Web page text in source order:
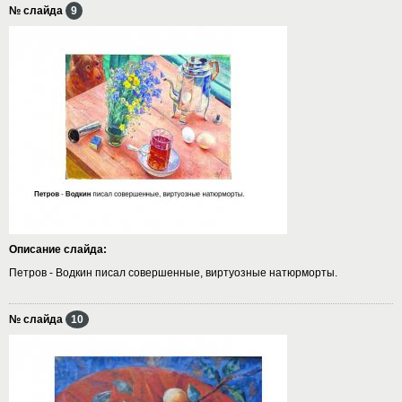
№ слайда 9
Описание слайда:
Петров - Водкин писал совершенные, виртуозные натюрморты.
№ слайда 10